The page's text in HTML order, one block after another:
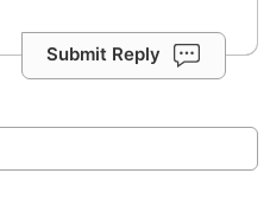
Submit Reply